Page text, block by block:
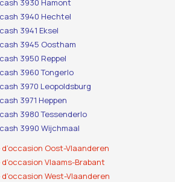
3930 Hamont
3940 Hechtel
3941 Eksel
3945 Oostham
3950 Reppel
3960 Tongerlo
3970 Leopoldsburg
3971 Heppen
3980 Tessenderlo
3990 Wijchmaal
Oost-Vlaanderen
Vlaams-Brabant
West-Vlaanderen